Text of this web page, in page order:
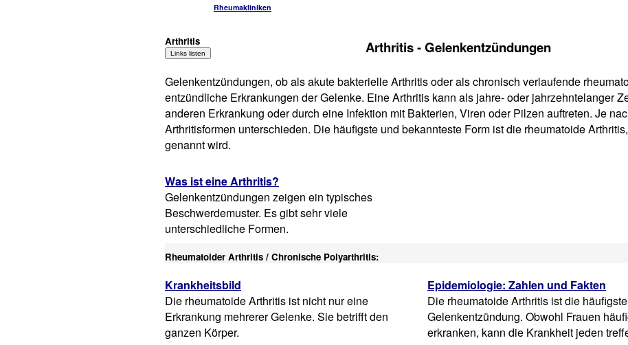
Rheumakliniken
Arthritis Arthritis - Gelenkentzündungen
Gelenkentzündungen, ob als akute bakterielle Arthritis oder als chronisch verlaufende
entzündliche Erkrankungen der Gelenke. Eine Arthritis kann als jahre- oder jahrzehntelanger
anderen Erkrankung oder durch eine Infektion mit Bakterien, Viren oder Pilzen auftreten. Je
Arthritisformen unterschieden. Die häufigste und bekannteste Form ist die rheumatoide
genannt wird.
Was ist eine Arthritis?
Gelenkentzündungen zeigen ein typisches
Beschwerdemuster. Es gibt sehr viele
unterschiedliche Formen.
Rheumatoider Arthritis / Chronische Polyarthritis:
Krankheitsbild
Die rheumatoide Arthritis ist nicht nur eine
Erkrankung mehrerer Gelenke. Sie betrifft den
ganzen Körper.
Epidemiologie: Zahlen und Fakten
Die rheumatoide Arthritis ist die
Gelenkentzündung. Obwohl Frauen
erkranken, kann die Krankheit jeden